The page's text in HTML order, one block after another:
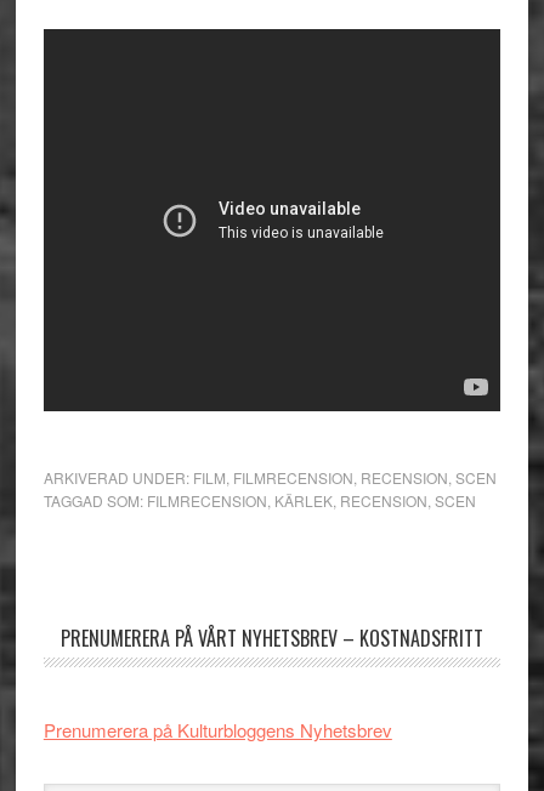
ARKIVERAD UNDER: FILM FILMRECENSION RECENSION SCEN
TAGGAD SOM: FILMRECENSION KÄRLEK, RECENSION SCEN
PRENUMERERA PÅ VÅRT NYHETSBREV – KOSTNADSFRITT
Prenumerera på Kulturbloggens Nyhetsbrev